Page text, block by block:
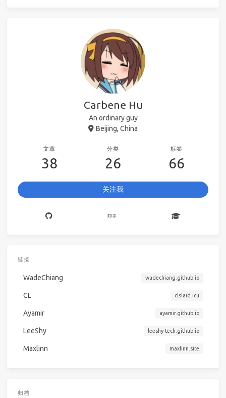
Carbene Hu
An ordinary guy
Beijing, China
文章
38
分类
26
标签
66
关注我
链接
WadeChiang wadechiang.github.io
CL clslaid.icu
Ayamir ayamir.github.io
LeeShy leeshy-tech.github.io
Maxlinn maxlinn.site
归档